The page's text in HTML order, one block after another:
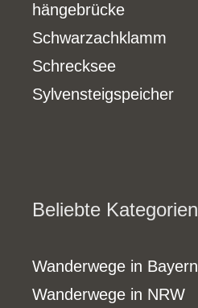
hängebrücke
Schwarzachklamm
Schrecksee
Sylvensteigspeicher
Beliebte Kategorien
Wanderwege in Bayern
Wanderwege in NRW